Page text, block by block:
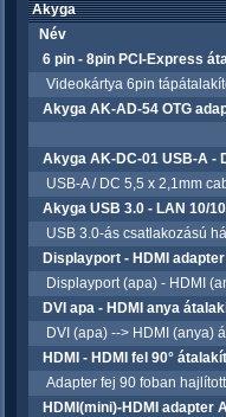
Akyga
Név
6 pin - 8pin PCI-Express
Videokártya 6pin
Akyga AK-AD-54 OTG
Akyga AK-DC-01 USB-A -
USB-A / DC 5,5 x 2,1mm
Akyga USB 3.0 - LAN 10/
USB 3.0-ás csatlakozású
Displayport - HDMI
Displayport (apa) - HDMI
DVI apa - HDMI anya
DVI (apa) --> HDMI (anya)
HDMI - HDMI fel 90°
Adapter fej 90 foban
HDMI(mini)-HDMI adapter